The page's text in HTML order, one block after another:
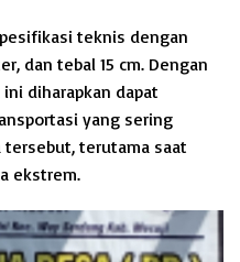
teknis dengan
dan tebal 15 cm. Dengan
ini diharapkan dapat
yang sering
tersebut, terutama saat
ekstrem.